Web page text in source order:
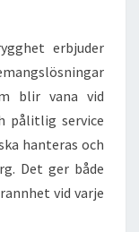
erbjuder
blir vana vid
pålitlig service
hanteras och
Det ger både
vid varje